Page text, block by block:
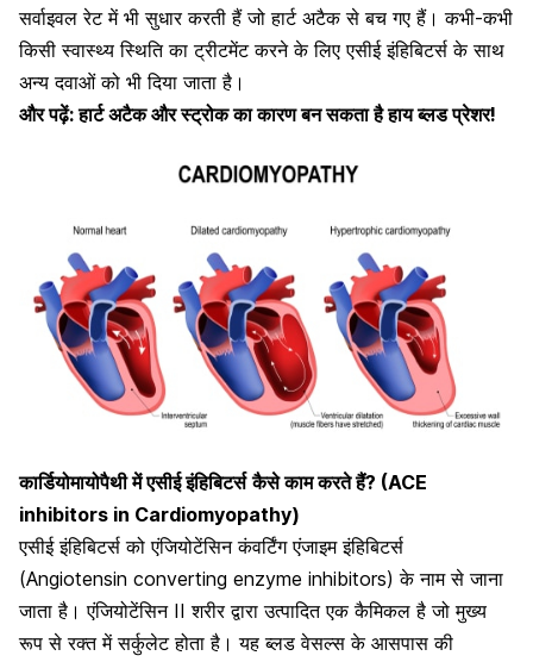
सर्वाइवल रेट में भी सुधार करती हैं जो हार्ट अटैक से बच गए हैं। कभी-कभी
किसी स्वास्थ्य स्थिति का ट्रीटमेंट करने के लिए एसीई इंहिबिटर्स के साथ
अन्य दवाओं को भी दिया जाता है।
और पढ़ें:हार्ट अटैक और स्ट्रोक का कारण बन सकता है हाय ब्लड प्रेशर!
कार्डियोमायोपैथी में एसीई इंहिबिटर्स कैसे काम करते हैं? (ACE
inhibitors in Cardiomyopathy)
एसीई इंहिबिटर्स को एंजियोटेंसिन कंवर्टिंग एंजाइम इंहिबिटर्स
(Angiotensin converting enzyme inhibitors)के नाम से जाना
जाता है। एंजियोटेंसिन II शरीर द्वारा उत्पादित एक कैमिकल है जो मुख्य
रूप से रक्त में सर्कुलेट होता है। यह ब्लड वेसल्स के आसपास की